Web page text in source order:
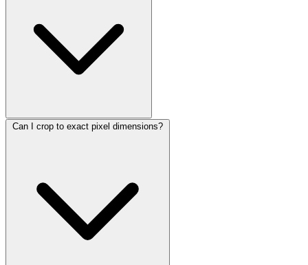
Can I crop to exact pixel dimensions?